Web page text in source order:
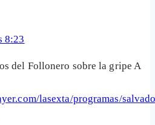
8:23
del Follonero sobre la gripe A
lasexta/programas/